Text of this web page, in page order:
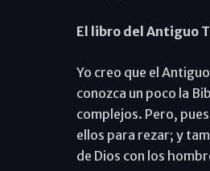
El libro del Antiguo
Yo creo que el
conozca un poco la
complejos. Pero,
ellos para rezar; y
de Dios con los